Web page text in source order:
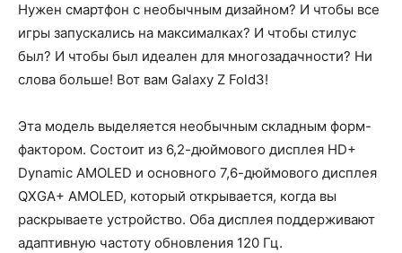
Нужен смартфон с необычным дизайном? И чтобы все
игры запускались на максималках? И чтобы стилус
был? И чтобы был идеален для многозадачности? Ни
слова больше! Вот вам Galaxy Z Fold3!
Эта модель выделяется необычным складным форм-
фактором. Состоит из 6,2-дюймового дисплея HD+
Dynamic AMOLED и основного 7,6-дюймового дисплея
QXGA+ AMOLED, который открывается, когда вы
раскрываете устройство. Оба дисплея поддерживают
адаптивную частоту обновления 120 Гц.